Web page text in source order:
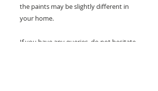
the paints may be slightly different in
your home.
If you have any queries, do not hesitate